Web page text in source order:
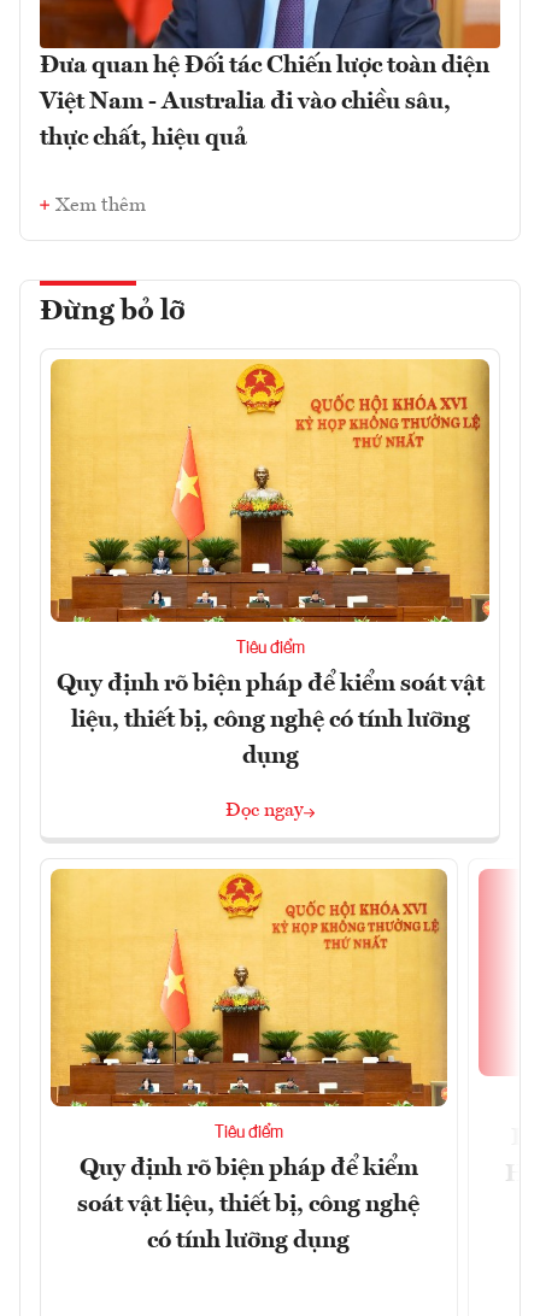
Đưa quan hệ Đối tác Chiến lược toàn diện
Việt Nam - Australia đi vào chiều sâu,
thực chất, hiệu quả
Xem thêm
Đừng bỏ lỡ
Tiêu điểm
Quy định rõ biện pháp để kiểm soát vật
liệu, thiết bị, công nghệ có tính lưỡng
dụng
Đọc ngay
Tiêu điểm
Quy định rõ biện pháp để kiểm
soát vật liệu, thiết bị, công nghệ
có tính lưỡng dụng